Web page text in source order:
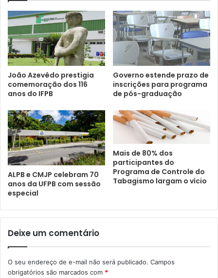
João Azevêdo prestigia
comemoração dos 116
anos do IFPB
Governo estende prazo de
inscrições para programa
de pós-graduação
ALPB e CMJP celebram 70
anos da UFPB com sessão
especial
Mais de 80% dos
participantes do
Programa de Controle do
Tabagismo largam o vício
Deixe um comentário
O seu endereço de e-mail não será publicado. Campos
obrigatórios são marcados com *